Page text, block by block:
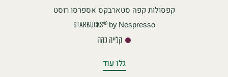
קפסולות קפה סטארבקס אספרסו רוסט
STARBUCKS®by Nespresso
קלייה כהה
גלו עוד